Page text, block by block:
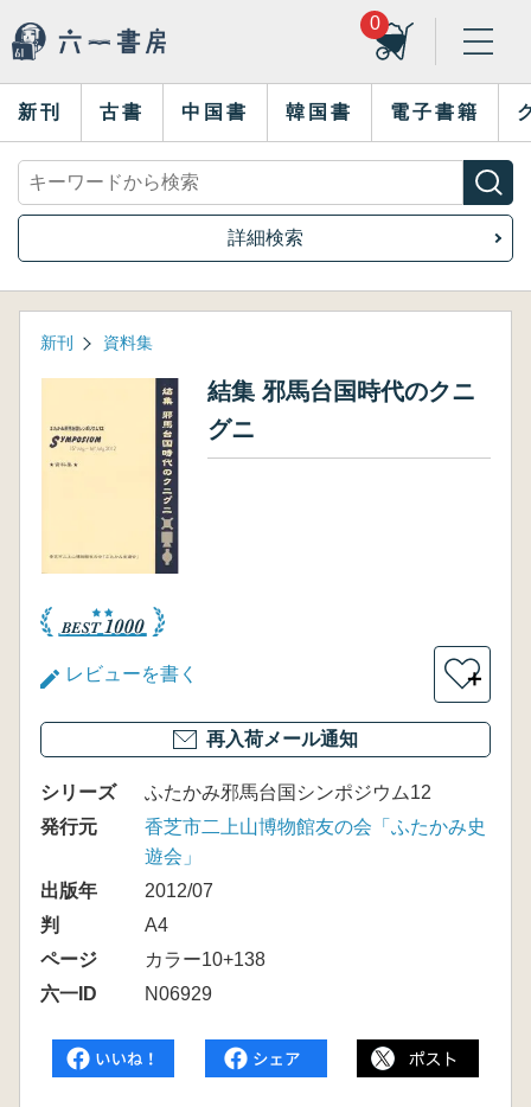
0
新刊 古書 中国書 韓国書 電子書籍
詳細検索
新刊 資料集
結集 邪馬台国時代のクニ
グニ
レビューを書く ＋
再入荷メール通知
シリーズ
ふたかみ邪馬台国シンポジウム12
発行元
香芝市二上山博物館友の会「ふたかみ史
遊会」
出版年
2012/07
判
A4
ページ
カラー10+138
六一ID
N06929